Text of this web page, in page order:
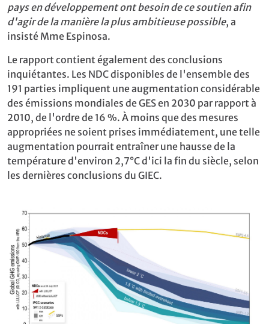
pays en développement ont besoin de ce soutien afin
d'agir de la manière la plus ambitieuse possible, a
insisté Mme Espinosa.
Le rapport contient également des conclusions
inquiétantes. Les NDC disponibles de l'ensemble des
191 parties impliquent une augmentation considérable
des émissions mondiales de GES en 2030 par rapport à
2010, de l'ordre de 16 %. À moins que des mesures
appropriées ne soient prises immédiatement, une telle
augmentation pourrait entraîner une hausse de la
température d'environ 2,7°C d'ici la fin du siècle, selon
les dernières conclusions du GIEC.